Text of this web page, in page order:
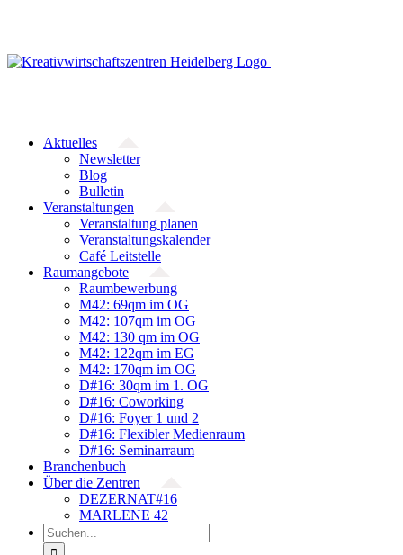
Aktuelles
Newsletter
Blog
Bulletin
Veranstaltungen
Veranstaltung planen
Veranstaltungskalender
Café Leitstelle
Raumangebote
Raumbewerbung
M42: 69qm im OG
M42: 107qm im OG
M42: 130 qm im OG
M42: 122qm im EG
M42: 170qm im OG
D#16: 30qm im 1. OG
D#16: Coworking
D#16: Foyer 1 und 2
D#16: Flexibler Medienraum
D#16: Seminarraum
Branchenbuch
Über die Zentren
DEZERNAT#16
MARLENE 42
Suche
nach: